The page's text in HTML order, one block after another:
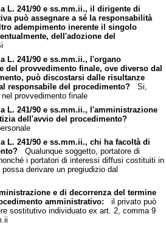
L. 241/90 e ss.mm.ii., il dirigente di
può assegnare a sé la responsabilità
adempimento inerente il singolo
dell'adozione del
L. 241/90 e ss.mm.ii., l'organo
del provvedimento finale, ove diverso dal
può discostarsi dalle risultanze
responsabile del procedimento?Si,
provvedimento finale
L. 241/90 e ss.mm.ii., l'amministrazione
dell'avvio del procedimento?
L. 241/90 e ss.mm.ii., chi ha facoltà di
Qualunque soggetto, portatore di
i portatori di interessi diffusi costituiti in
derivare un pregiudizio dal
e di decorrenza del termine
amministrativo: il privato può
sostitutivo individuato ex art. 2, comma 9